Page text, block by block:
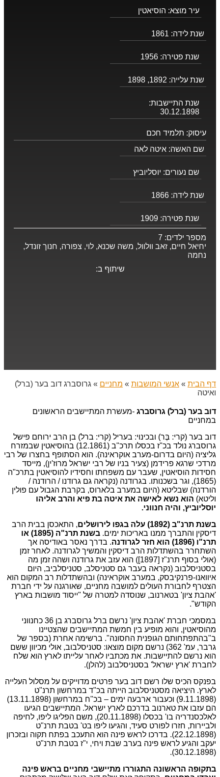
עיר מוצא: הוסיאטין
שנת לידה: 1861
שנת פטירה: 1956
שנת עלייה: 1892, 1898
שנת התיישבות:
30.12.1898
עיסוק: תלמיד חכם
שם האשה: איטה לאה
שם נעורים: יוסליוביץ
שנת לידה: 1866
שנת פטירה: 1909
מספר ילדים: 7
יחיאל חיים, זאב וולוול, משה שכנא, לוי, צפורה, חנוך זונדל,
נחמה
שיתוף ב:
דף הבית » אנשי המושבות » מחניים » גרוסברג דוב בער (ברל)
ואיטה
דוב בער (ברל) גרוסברג -מעשרת המתיישבים הראשונים
במחניים
דוב בער (קרי: בֶּר) ובכינוי: בעריל (קרי: ברל) בן הרב ירוחם פישל
גרוסברג נולד בכ"ז בכסלו תרכ"ב (12.1861) בהוסיאטין שבמזרח
גליציה (היום בדרום-מערב אוקראינה). הוא הסתופף בחצרו של רבי
מרדכי שרגא פרידמן (צעיר בניו של רבי ישראל מרוז'ין), מייסד
חסידות הוסיאטין, שעבר עם משפחתו וחסידיו להוסיאטין בתרכ"ה
(1865), וגר בשכנותו. בגרודנה (נקראה גם גרודנו / הרודנה /
הורדנה) שבליטא (היום במערב בלארוס, בקרבת הגבול עם פולין
וליטא) הוא נשא לאישה את איטה בת פיא והרב אליהו
יוסליוביץ, והיה חנווני.
בשנת תרנ"ב (1892) עלה בגפו לירושלים
, התאכסן בבית הרב
דיסקין והתברך ממנו באריכות ימים.
בשנת תרנ"ה (1895) או
תרנ"ו (1896) הוא חזר לגרודנה
. בדרך נאסר באודיסה אך
השתחרר בהשתדלות הרב דיסקין והמשיך לגרודנה. לאחר זמן
(אולי בסוף תרנ"ז [1897]) הוא עזב את גרודנה ושהה זמן מה
בסטניסלבוב (נקראה בעבר גם סטניסלב, סטניסלביב, היום
איוואנו-פרנקיבסק, במערב אוקראינה) ובהשתדלות רב המקום הוא
הצטרף לחבורת העולים למושבה מחניים, שאורגנה על ידי חברת
'אהבת ציון' בטארנוב, שנוסדה למטרה של "ייסוד מושבות בארץ
הקודש".
במסמכי חברת 'אהבת ציון' נרשם ברל גרוסברג בן 36 כחנווני
מהוסיאטין, והוא מופיע בין חמשת המתיישבים שהצטיינו
ב"בהתפתחותם הגופנית החסונה". ברשימה אחרת (בספר של
גרבר, עמ' 362) נרשם מקום מוצאו: סטניסלבוב, אולי מכיוון ששם
הוא נרשם להתיישבות. את מכתביו לאחר עלייתו לארץ הוא שלח
לחברת 'ארץ ישראל' בסטניסלבוב (להלן).
בפנקס הכיס שלו רשם דוב בער פרטים מדוייקים על מסלול העלייה
לארץ. היציאה מסטניסלבוב הייתה בכ"ד במרחשון תרנ"ט
(9.11.1898) וכעבור ארבעה ימים – בכ"ח במרחשון (13.11.1898)
הם עזבו את טארנוב בדרכם לארץ ישראל. המתיישבים הגיעו
לאלכסנדריה בו' בכסלו (20.11.1898), משם הפליגו ליפו, לחיפה
ולביירות, חזרו לפורט סעיד, והגיעו ליפו בט' בטבת תרנ"ט
(22.12.1898). בדרכו לראש פינה הוא התעכב בפתח תקוה ובזכרון
יעקב והגיע לראש פינה בערב שבת ויחי, י"ז בטבת תרנ"ט
(30.12.1898).
בתקופה הראשונה התגוררו מתיישבי מחניים בראש פינה